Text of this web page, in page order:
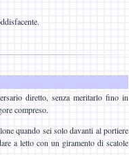
diretto, senza meritarlo fino in
compreso.
quando sei solo davanti al portiere
a letto con un giramento di scatole